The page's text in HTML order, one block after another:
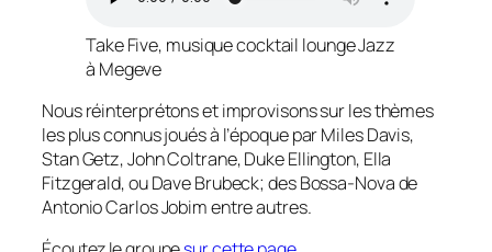
Take Five, musique cocktail lounge Jazz
à Megeve
Nous réinterprétons et improvisons sur les thèmes
les plus connus joués à l’époque par Miles Davis,
Stan Getz, John Coltrane, Duke Ellington, Ella
Fitzgerald, ou Dave Brubeck; des Bossa-Nova de
Antonio Carlos Jobim entre autres.